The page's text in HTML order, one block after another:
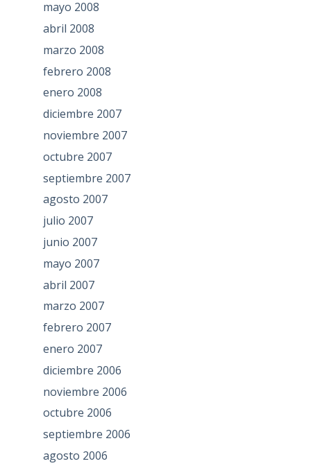
mayo 2008
abril 2008
marzo 2008
febrero 2008
enero 2008
diciembre 2007
noviembre 2007
octubre 2007
septiembre 2007
agosto 2007
julio 2007
junio 2007
mayo 2007
abril 2007
marzo 2007
febrero 2007
enero 2007
diciembre 2006
noviembre 2006
octubre 2006
septiembre 2006
agosto 2006